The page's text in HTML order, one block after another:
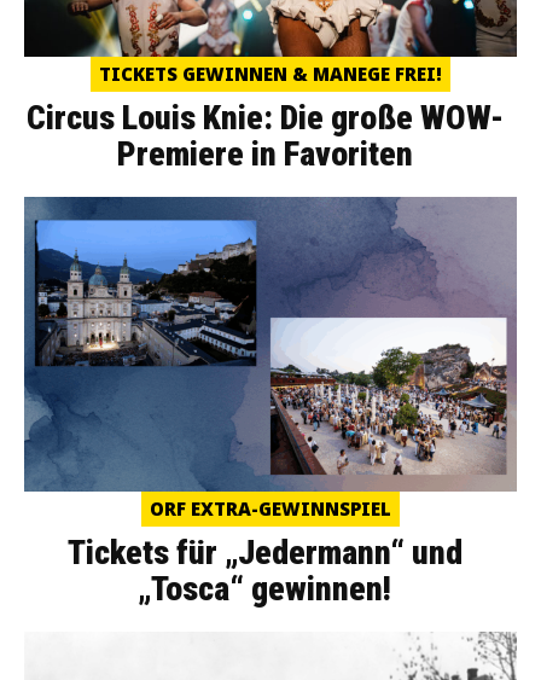
TICKETS GEWINNEN & MANEGE FREI!
Circus Louis Knie: Die große WOW-
Premiere in Favoriten
ORF EXTRA-GEWINNSPIEL
Tickets für „Jedermann“ und
„Tosca“ gewinnen!